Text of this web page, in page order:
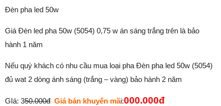
Đèn pha led 50w
Giá Đèn led pha 50w (5054) 0,75 w án sáng trắng trên là bảo
hành 1 năm
Nếu quý khách có nhu cầu mua loại pha Đèn pha led 50w (5054)
đủ wat 2 dòng ánh sáng (trắng – vàng) bảo hành 2 năm
GIá: 350.000đ Giá bán khuyến mãi:000.000đ